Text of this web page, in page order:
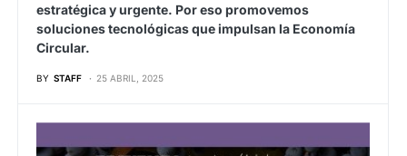
estratégica y urgente. Por eso promovemos
soluciones tecnológicas que impulsan la Economía
Circular.
BY STAFF 25 ABRIL, 2025